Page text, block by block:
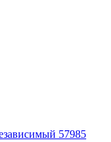
57985